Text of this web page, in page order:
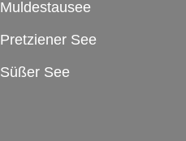
Muldestausee
Pretziener See
Süßer See